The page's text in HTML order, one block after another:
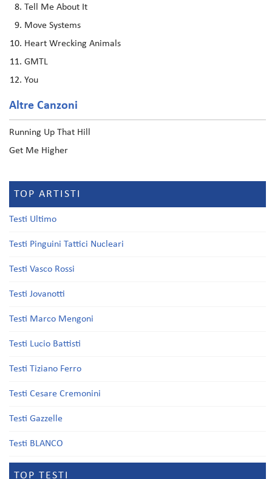
Tell Me About It
Move Systems
Heart Wrecking Animals
GMTL
You
Altre Canzoni
Running Up That Hill
Get Me Higher
TOP ARTISTI
Testi Ultimo
Testi Pinguini Tattici Nucleari
Testi Vasco Rossi
Testi Jovanotti
Testi Marco Mengoni
Testi Lucio Battisti
Testi Tiziano Ferro
Testi Cesare Cremonini
Testi Gazzelle
Testi BLANCO
TOP TESTI